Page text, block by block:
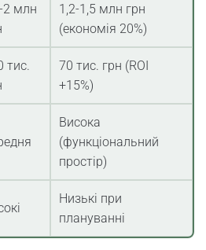
2 млн
1,2-1,5 млн грн
(економія 20%)
тис.
70 тис. грн (ROI
+15%)
Висока
(функціональний
простір)
Низькі при
плануванні